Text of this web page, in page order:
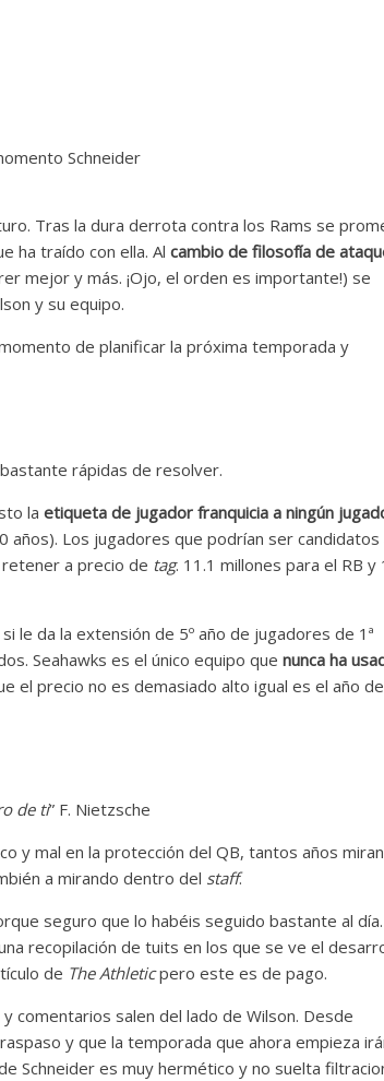
Tras la dura derrota contra los Rams se
ha traído con ella. Alcambio de filosofía de
mejor y más. ¡Ojo, el orden es importante!) se
y su equipo.
de planificar la próxima temporada y
rápidas de resolver.
laetiqueta de jugador franquicia a ningún
años). Los jugadores que podrían ser candidatos
retener a precio de tag. 11.1 millones para el RB y
le da la extensión de 5º año de jugadores de 1ª
Seahawks es el único equipo quenunca ha
el precio no es demasiado alto igual es el año de
de ti” F. Nietzsche
y mal en la protección del QB, tantos años
a mirando dentro del staff.
seguro que lo habéis seguido bastante al día.
recopilación de tuits en los que se ve el
de The Athleticpero este es de pago.
comentarios salen del lado de Wilson. Desde
y que la temporada que ahora empieza
Schneider es muy hermético y no suelta